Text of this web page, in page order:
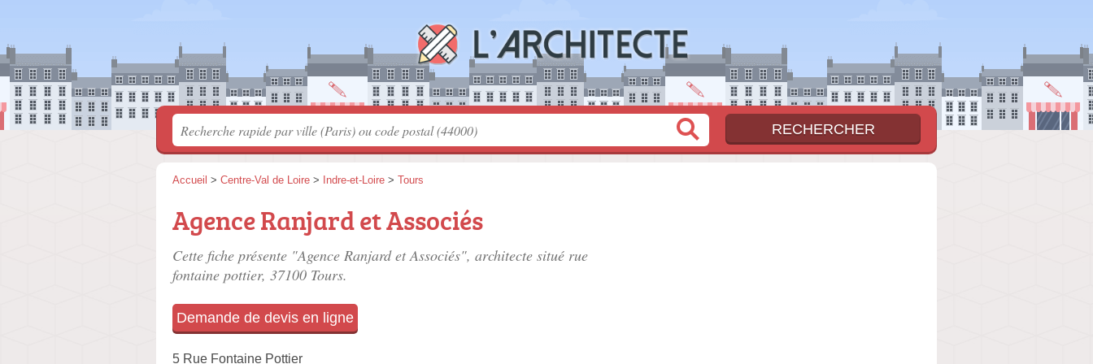
Accueil > Centre-Val de Loire > Indre-et-Loire > Tours
Agence Ranjard et Associés
Cette fiche présente "Agence Ranjard et Associés", architecte situé rue
fontaine pottier, 37100 Tours.
Demande de devis en ligne
5 Rue Fontaine Pottier